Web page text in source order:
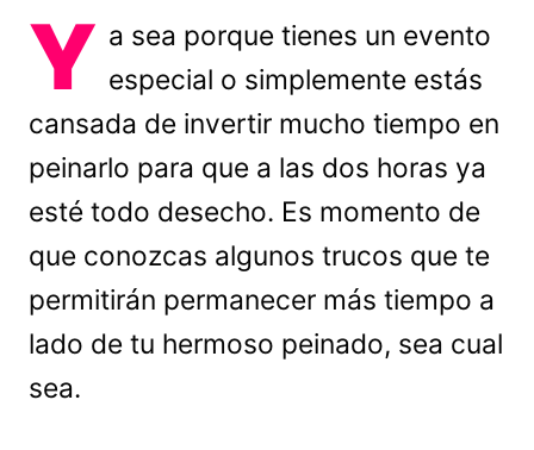
Y a sea porque tienes un evento
especial o simplemente estás
cansada de invertir mucho tiempo en
peinarlo para que a las dos horas ya
esté todo desecho. Es momento de
que conozcas algunos trucos que te
permitirán permanecer más tiempo a
lado de tu hermoso peinado, sea cual
sea.